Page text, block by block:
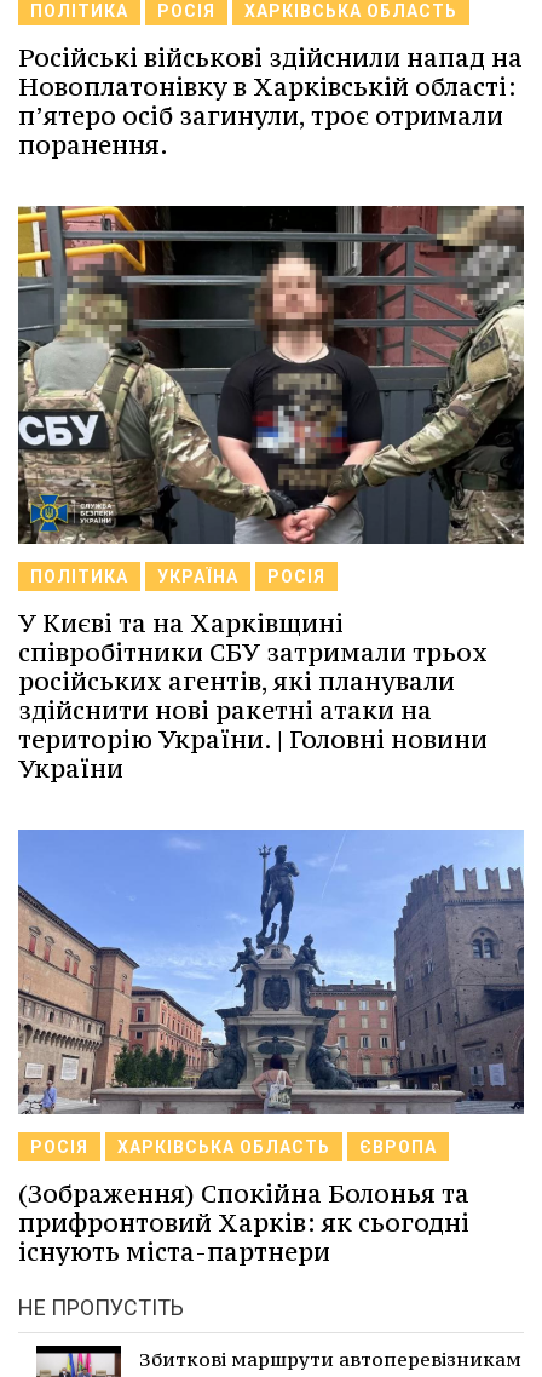
ПОЛІТИКА РОСІЯ ХАРКІВСЬКА ОБЛАСТЬ
Російські військові здійснили напад на
Новоплатонівку в Харківській області:
п’ятеро осіб загинули, троє отримали
поранення.
ПОЛІТИКА УКРАЇНА РОСІЯ
У Києві та на Харківщині
співробітники СБУ затримали трьох
російських агентів, які планували
здійснити нові ракетні атаки на
територію України. | Головні новини
України
РОСІЯ ХАРКІВСЬКА ОБЛАСТЬ ЄВРОПА
(Зображення) Спокійна Болонья та
прифронтовий Харків: як сьогодні
існують міста-партнери
НЕ ПРОПУСТІТЬ
Збиткові маршрути автоперевізникам